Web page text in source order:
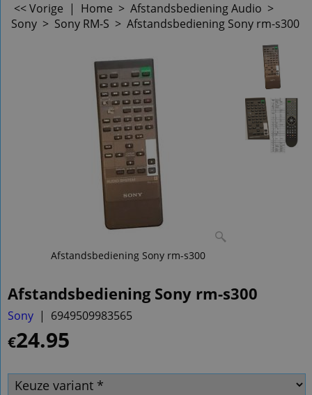
<< Vorige | Home > Afstandsbediening Audio >
Sony > Sony RM-S > Afstandsbediening Sony rm-s300
Afstandsbediening Sony rm-s300
Afstandsbediening Sony rm-s300
Sony 6949509983565
€24.95